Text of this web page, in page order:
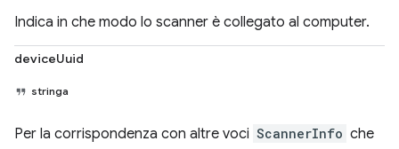
Indica in che modo lo scanner è collegato al computer.
deviceUuid
stringa
Per la corrispondenza con altre voci ScannerInfo che